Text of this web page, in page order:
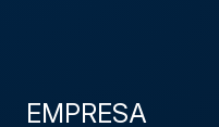
EMPRESA